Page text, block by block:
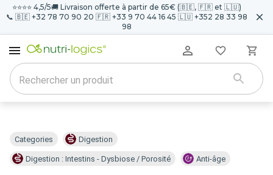
⭐️⭐️⭐️⭐️ 4,5/5🚚 Livraison offerte à partir de 65€ (🇧🇪, 🇫🇷 et 🇱🇺)
📞 🇧🇪 +32 78 70 90 20 🇫🇷 +33 9 70 44 16 45 🇱🇺 +352 28 33 98
98
Categories Digestion
Digestion : Intestins - Dysbiose / Porosité Anti-âge